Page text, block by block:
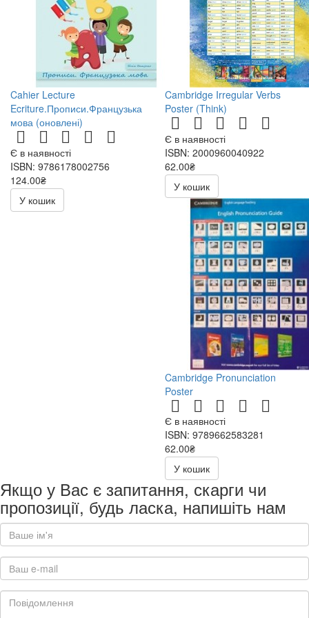
Cahier Lecture
Ecriture.Прописи.Французька
мова (оновлені)
Є в наявності
ISBN: 9786178002756
124.00₴
У кошик
Cambridge Irregular Verbs
Poster (Think)
Є в наявності
ISBN: 2000960040922
62.00₴
У кошик
Cambridge Pronunciation
Poster
Є в наявності
ISBN: 9789662583281
62.00₴
У кошик
Якщо у Вас є запитання, скарги чи
пропозиції, будь ласка, напишіть нам